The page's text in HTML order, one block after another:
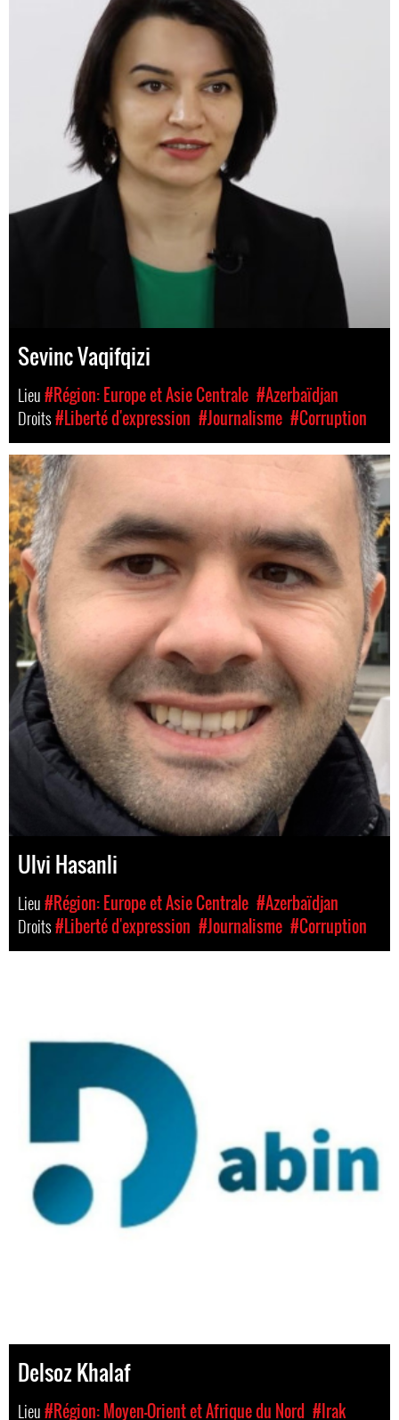
Sevinc Vaqifqizi
Lieu#Région: Europe et Asie Centrale #Azerbaïdjan
Droits#Liberté d'expression #Journalisme #Corruption
Ulvi Hasanli
Lieu#Région: Europe et Asie Centrale #Azerbaïdjan
Droits#Liberté d'expression #Journalisme #Corruption
Delsoz Khalaf
Lieu#Région: Moyen-Orient et Afrique du Nord #Irak